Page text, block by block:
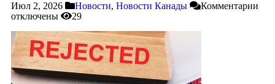
Июл 2, 2026 Новости, Новости Канады
Комментарии
отключены
29